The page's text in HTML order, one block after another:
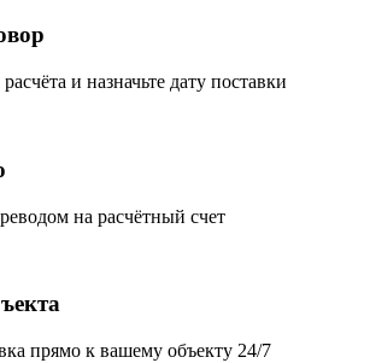
и назначьте дату поставки
на расчётный счет
прямо к вашему объекту 24/7